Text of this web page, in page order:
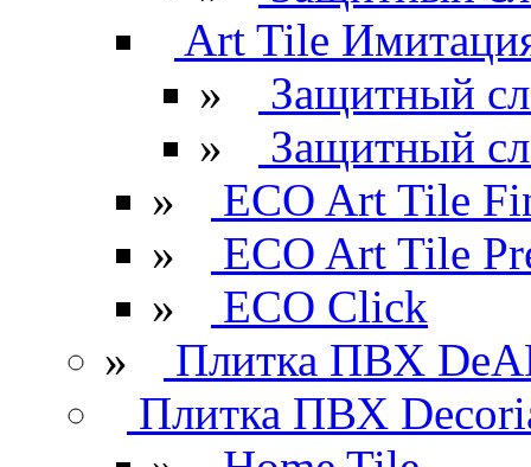
Art Tile
»
Защитный
»
Защитный
»
ECO Art Tile
»
ECO Art Tile
»
ECO Click
»
Плитка ПВХ
Плитка ПВХ